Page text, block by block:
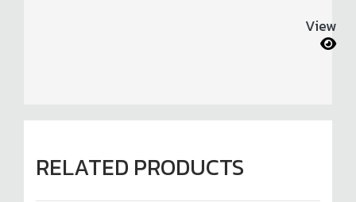
View
RELATED PRODUCTS